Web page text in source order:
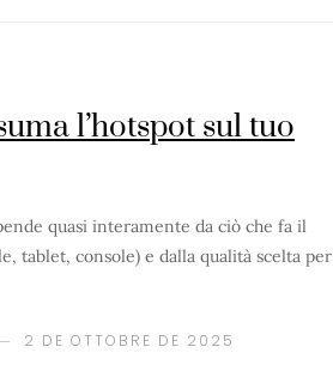
l’hotspot sul tuo
quasi interamente da ciò che fa il
tablet, console) e dalla qualità scelta per
2 DE OTTOBRE DE 2025